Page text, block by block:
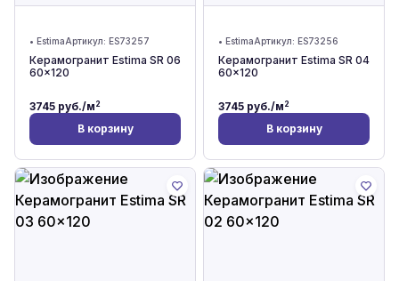
• EstimaАртикул: ES73257
Керамогранит Estima SR 06
60x120
3745 руб./м2
В корзину
• EstimaАртикул: ES73256
Керамогранит Estima SR 04
60x120
3745 руб./м2
В корзину